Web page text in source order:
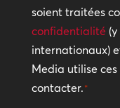
de
confidentialité
*
soient traitées
confidentialité
internationaux)
Media utilise
contacter.*